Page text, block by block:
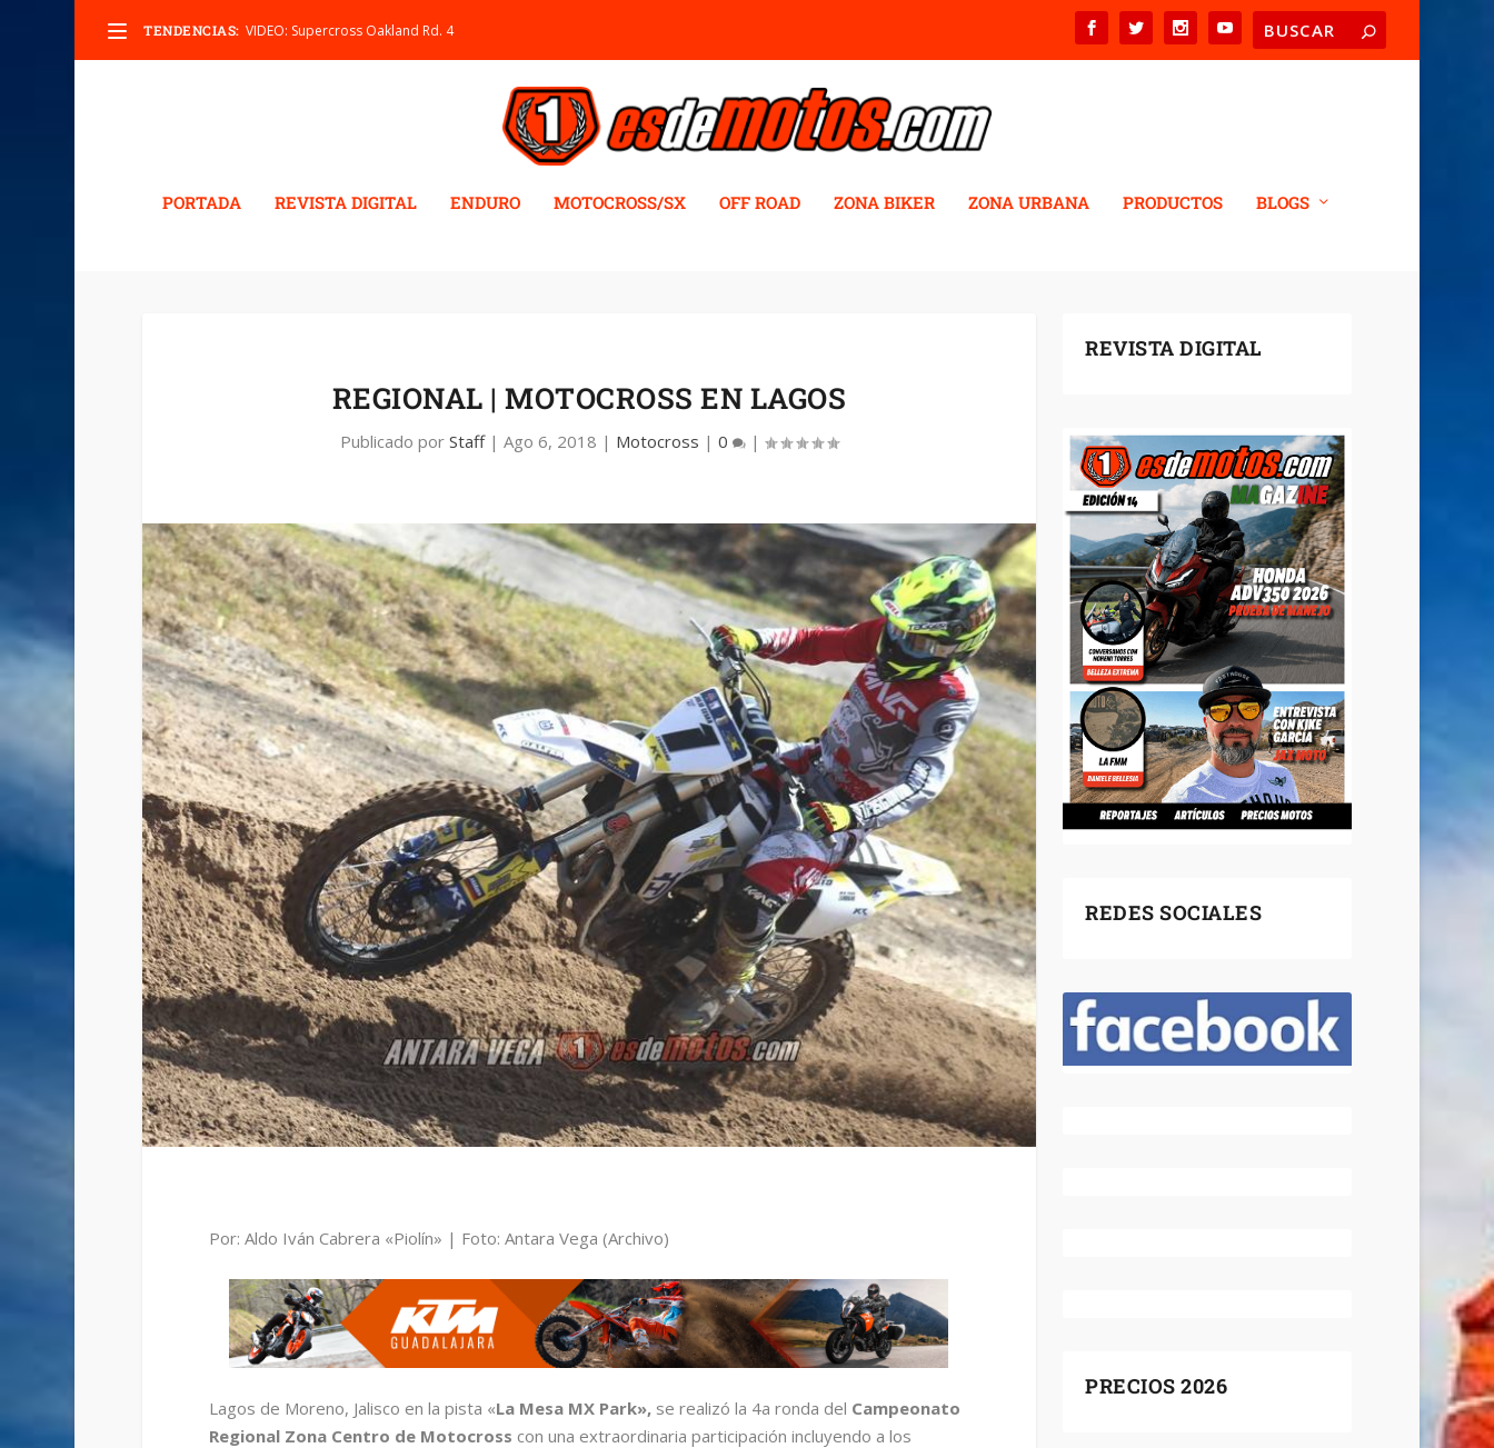
TENDENCIAS: VIDEO: Supercross Oakland Rd. 4
PORTADA REVISTA DIGITAL ENDURO MOTOCROSS/SX OFF ROAD ZONA BIKER ZONA URBANA PRODUCTOS BLOGS
REGIONAL | MOTOCROSS EN LAGOS
Publicado por Staff| Ago 6, 2018 | Motocross | 0 |
Por: Aldo Iván Cabrera «Piolín» | Foto: Antara Vega (Archivo)
Lagos de Moreno, Jalisco en la pista «La Mesa MX Park»,se realizó la 4a ronda del Campeonato
Regional Zona Centro de Motocross con una extraordinaria participación incluyendo a los
REVISTA DIGITAL
REDES SOCIALES
PRECIOS 2026